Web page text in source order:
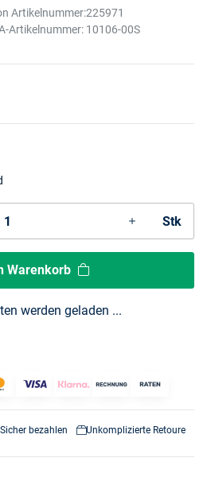
Artikelnummer:225971
Artikelnummer: 10106-00S
Stk
Warenkorb
werden geladen ...
Sicher bezahlen Unkomplizierte Retoure